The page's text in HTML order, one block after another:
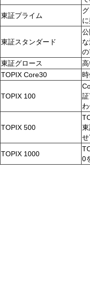
東証プライム
東証スタンダード
東証グロース
TOPIX Core30
TOPIX 100
TOPIX 500
TOPIX 1000
0